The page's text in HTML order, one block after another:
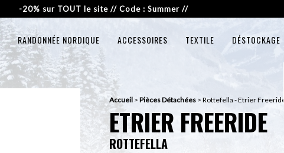
-20% sur TOUT le site // Code : Summer //
RANDONNÉE NORDIQUE ACCESSOIRES TEXTILE DÉSTOCKAGE
Accueil > Pièces Détachées > Rottefella - Etrier Freeride
ETRIER FREERIDE
ROTTEFELLA